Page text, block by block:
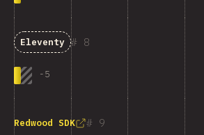
8
Eleventy
-5
9
Redwood SDK